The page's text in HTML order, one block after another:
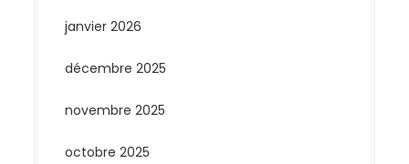
janvier 2026
décembre 2025
novembre 2025
octobre 2025